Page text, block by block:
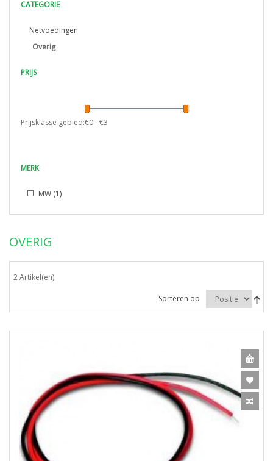
CATEGORIE
Netvoedingen
Overig
PRIJS
Prijsklasse gebied:€0- €3
MERK
MW (1)
OVERIG
2 Artikel(en)
Sorteren op